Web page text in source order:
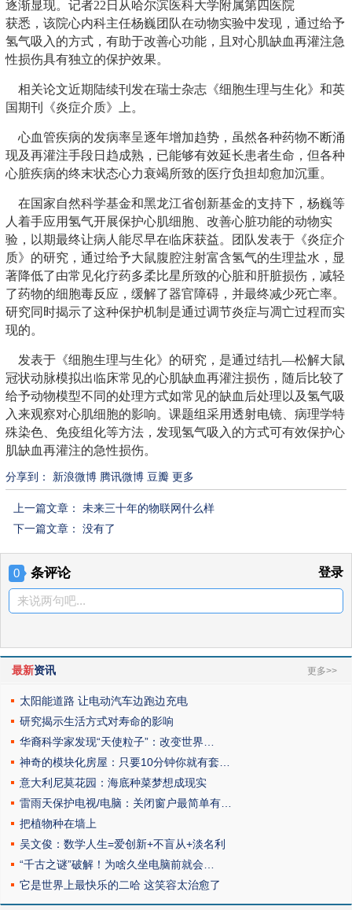
逐渐显现。记者22日从哈尔滨医科大学附属第四医院
获悉，该院心内科主任杨巍团队在动物实验中发现，通过给予
氢气吸入的方式，有助于改善心功能，且对心肌缺血再灌注急
性损伤具有独立的保护效果。
相关论文近期陆续刊发在瑞士杂志《细胞生理与生化》和英
国期刊《炎症介质》上。
心血管疾病的发病率呈逐年增加趋势，虽然各种药物不断涌
现及再灌注手段日趋成熟，已能够有效延长患者生命，但各种
心脏疾病的终末状态心力衰竭所致的医疗负担却愈加沉重。
在国家自然科学基金和黑龙江省创新基金的支持下，杨巍等
人着手应用氢气开展保护心肌细胞、改善心脏功能的动物实
验，以期最终让病人能尽早在临床获益。团队发表于《炎症介
质》的研究，通过给予大鼠腹腔注射富含氢气的生理盐水，显
著降低了由常见化疗药多柔比星所致的心脏和肝脏损伤，减轻
了药物的细胞毒反应，缓解了器官障碍，并最终减少死亡率。
研究同时揭示了这种保护机制是通过调节炎症与凋亡过程而实
现的。
发表于《细胞生理与生化》的研究，是通过结扎—松解大鼠
冠状动脉模拟出临床常见的心肌缺血再灌注损伤，随后比较了
给予动物模型不同的处理方式如常见的缺血后处理以及氢气吸
入来观察对心肌细胞的影响。课题组采用透射电镜、病理学特
殊染色、免疫组化等方法，发现氢气吸入的方式可有效保护心
肌缺血再灌注的急性损伤。
分享到： 新浪微博 腾讯微博 豆瓣 更多
上一篇文章： 未来三十年的物联网什么样
下一篇文章： 没有了
0 条评论 登录
来说两句吧...
最新资讯 更多>>
太阳能道路 让电动汽车边跑边充电
研究揭示生活方式对寿命的影响
华裔科学家发现“天使粒子”：改变世界…
神奇的模块化房屋：只要10分钟你就有套…
意大利尼莫花园：海底种菜梦想成现实
雷雨天保护电视/电脑：关闭窗户最简单有…
把植物种在墙上
吴文俊：数学人生=爱创新+不盲从+淡名利
“千古之谜”破解！为啥久坐电脑前就会…
它是世界上最快乐的二哈 这笑容太治愈了